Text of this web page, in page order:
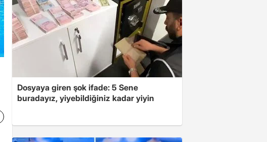
Dosyaya giren şok ifade: 5 Sene
buradayız, yiyebildiğiniz kadar yiyin